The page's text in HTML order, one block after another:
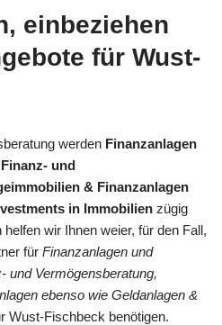
einbeziehen
für Wust-
werden Finanzanlagen
und
& Finanzanlagen
in Immobilien zügig
wir Ihnen weier, für den Fall,
für Finanzanlagen und
und Vermögensberatung,
ebenso wie Geldanlagen &
Wust-Fischbeck benötigen.